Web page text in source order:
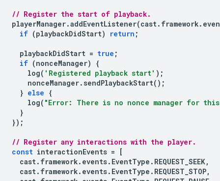
// Register the start of playback.
playerManager.addEventListener(cast. framework.
if (playbackDidStart) return ;
playbackDidStart = true ;
if (nonceManager)
{
log( 'Registered playback start' );
nonceManager. sendPlaybackStart();
} else {
log( "Error: There is no nonce manager for
}
});
// Register any interactions with the player.
const interactionEvents =
[
cast. framework. events. EventType . REQUEST_SEEK,
cast. framework. events. EventType . REQUEST_STOP,